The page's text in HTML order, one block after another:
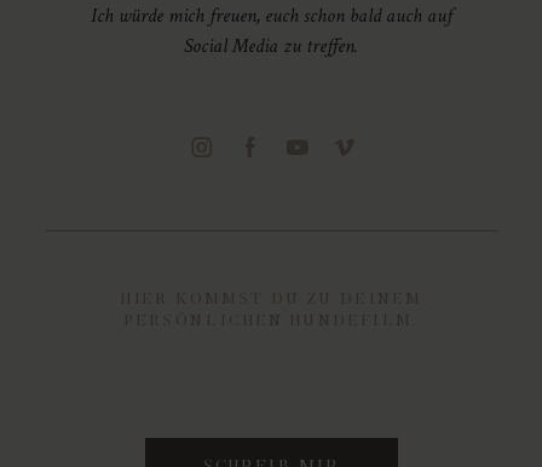
Ich würde mich freuen, euch schon bald auch auf
Social Media zu treffen.